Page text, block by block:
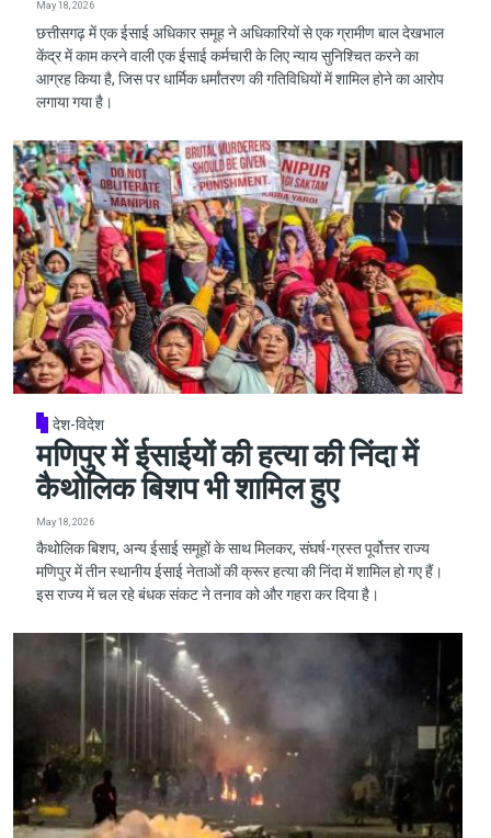
May 18, 2026
छत्तीसगढ़ में एक ईसाई अधिकार समूह ने अधिकारियों से एक ग्रामीण बाल देखभाल
केंद्र में काम करने वाली एक ईसाई कर्मचारी के लिए न्याय सुनिश्चित करने का
आग्रह किया है, जिस पर धार्मिक धर्मांतरण की गतिविधियों में शामिल होने का आरोप
लगाया गया है।
देश-विदेश
मणिपुर में ईसाईयों की हत्या की निंदा में
कैथोलिक बिशप भी शामिल हुए
May 18, 2026
कैथोलिक बिशप, अन्य ईसाई समूहों के साथ मिलकर, संघर्ष-ग्रस्त पूर्वोत्तर राज्य
मणिपुर में तीन स्थानीय ईसाई नेताओं की क्रूर हत्या की निंदा में शामिल हो गए हैं।
इस राज्य में चल रहे बंधक संकट ने तनाव को और गहरा कर दिया है।